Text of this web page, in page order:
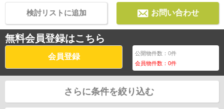
お問い合わせ
検討リストに追加
無料会員登録はこちら
会員登録 公開物件数：0件
会員物件数：0件
さらに条件を絞り込む